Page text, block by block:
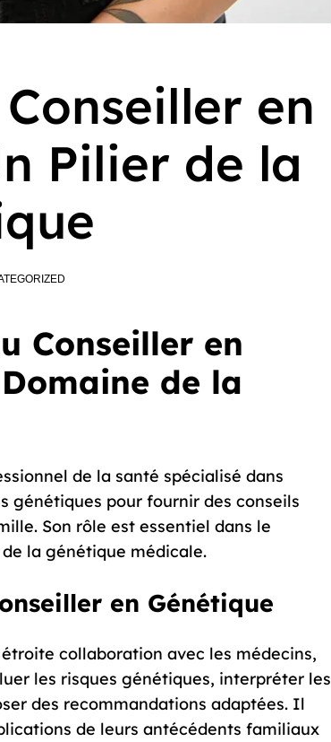
en
Pilier de la
Conseiller en
de la
de la santé spécialisé dans
génétiques pour fournir des conseils
Son rôle est essentiel dans le
la génétique médicale.
en Génétique
collaboration avec les médecins,
les risques génétiques, interpréter les
des recommandations adaptées. Il
de leurs antécédents familiaux